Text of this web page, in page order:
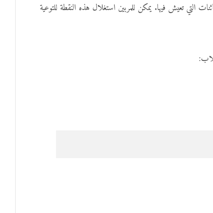
التي تعيش فيها. يمكن للمربين استغلال هذه النقطة للتوعية